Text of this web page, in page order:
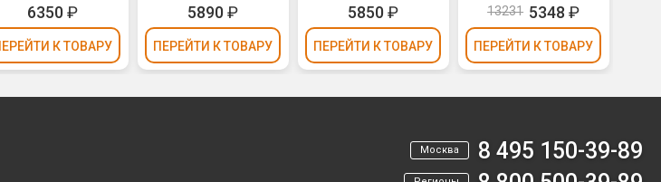
6350₽
К ТОВАРУ
5890₽
ПЕРЕЙТИ К ТОВАРУ
5850₽
ПЕРЕЙТИ К ТОВАРУ
13231 5348 ₽
ПЕРЕЙТИ К ТОВАРУ
Москва 8 495 150-39-89